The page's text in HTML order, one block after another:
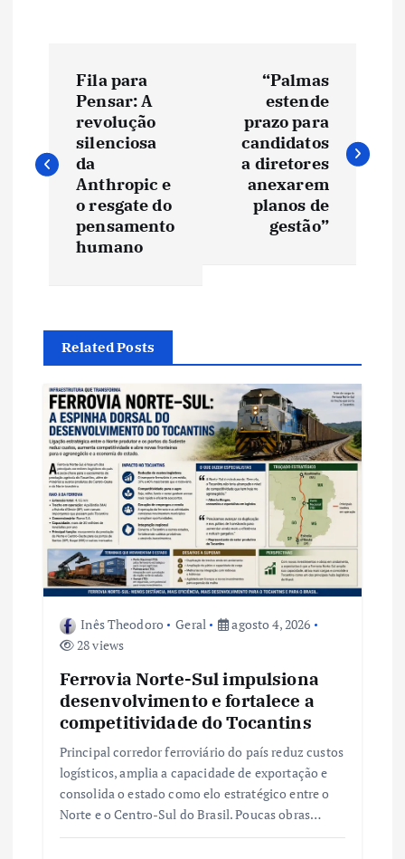
v
ç
ã
o
d
e
P
o
Fila para
Pensar: A
revolução
silenciosa
da
Anthropic e
o resgate do
pensamento
humano
“Palmas
estende
prazo para
candidatos
a diretores
anexarem
planos de
gestão”
Related Posts
Inês Theodoro Geral
agosto 4, 2026
28 views
Ferrovia Norte-Sul impulsiona
desenvolvimento e fortalece a
competitividade do Tocantins
Principal corredor ferroviário do país reduz custos
logísticos, amplia a capacidade de exportação e
consolida o estado como elo estratégico entre o
Norte e o Centro-Sul do Brasil. Poucas obras…